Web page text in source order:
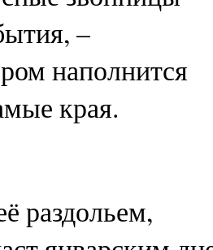
–
наполнится
края.
раздольем,